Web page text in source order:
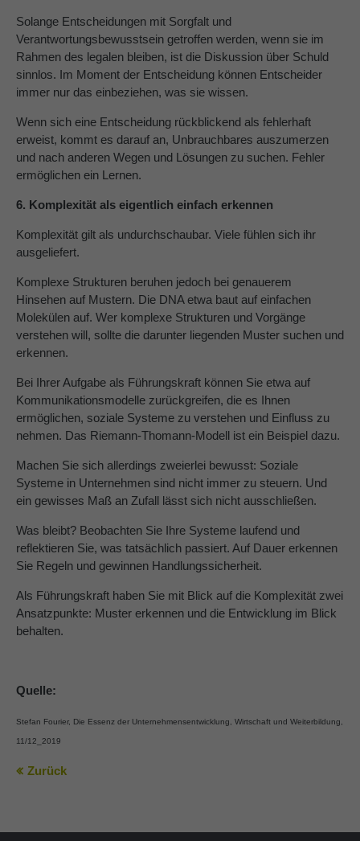
Solange Entscheidungen mit Sorgfalt und
Verantwortungsbewusstsein getroffen werden, wenn sie im
Rahmen des legalen bleiben, ist die Diskussion über Schuld
sinnlos. Im Moment der Entscheidung können Entscheider
immer nur das einbeziehen, was sie wissen.
Wenn sich eine Entscheidung rückblickend als fehlerhaft
erweist, kommt es darauf an, Unbrauchbares auszumerzen
und nach anderen Wegen und Lösungen zu suchen. Fehler
ermöglichen ein Lernen.
6. Komplexität als eigentlich einfach erkennen
Komplexität gilt als undurchschaubar. Viele fühlen sich ihr
ausgeliefert.
Komplexe Strukturen beruhen jedoch bei genauerem
Hinsehen auf Mustern. Die DNA etwa baut auf einfachen
Molekülen auf. Wer komplexe Strukturen und Vorgänge
verstehen will, sollte die darunter liegenden Muster suchen und
erkennen.
Bei Ihrer Aufgabe als Führungskraft können Sie etwa auf
Kommunikationsmodelle zurückgreifen, die es Ihnen
ermöglichen, soziale Systeme zu verstehen und Einfluss zu
nehmen. Das Riemann-Thomann-Modell ist ein Beispiel dazu.
Machen Sie sich allerdings zweierlei bewusst: Soziale
Systeme in Unternehmen sind nicht immer zu steuern. Und
ein gewisses Maß an Zufall lässt sich nicht ausschließen.
Was bleibt? Beobachten Sie Ihre Systeme laufend und
reflektieren Sie, was tatsächlich passiert. Auf Dauer erkennen
Sie Regeln und gewinnen Handlungssicherheit.
Als Führungskraft haben Sie mit Blick auf die Komplexität zwei
Ansatzpunkte: Muster erkennen und die Entwicklung im Blick
behalten.
Quelle:
Stefan Fourier, Die Essenz der Unternehmensentwicklung, Wirtschaft und Weiterbildung,
11/12_2019
Zurück